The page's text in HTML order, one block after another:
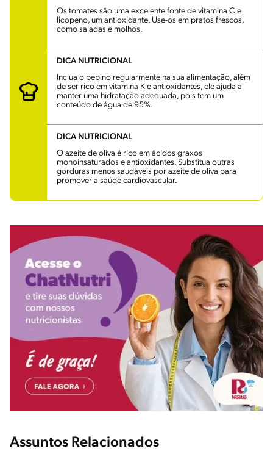
Os tomates são uma excelente fonte de vitamina C e
licopeno, um antioxidante. Use-os em pratos frescos,
como saladas e molhos.
DICA NUTRICIONAL
Inclua o pepino regularmente na sua alimentação, além
de ser rico em vitamina K e antioxidantes, ele ajuda a
manter uma hidratação adequada, pois tem um
conteúdo de água de 95%.
DICA NUTRICIONAL
O azeite de oliva é rico em ácidos graxos
monoinsaturados e antioxidantes. Substitua outras
gorduras menos saudáveis por azeite de oliva para
promover a saúde cardiovascular.
Assuntos Relacionados